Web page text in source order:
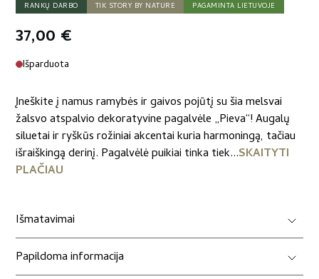
RANKŲ DARBO TIK STORY BY NATURE PAGAMINTA LIETUVOJE
37,00 €
Išparduota
Įneškite į namus ramybės ir gaivos pojūtį su šia melsvai
žalsvo atspalvio dekoratyvine pagalvėle „Pieva“! Augalų
siluetai ir ryškūs rožiniai akcentai kuria harmoningą, tačiau
išraiškingą derinį. Pagalvėlė puikiai tinka tiek...SKAITYTI
PLAČIAU
Išmatavimai
Papildoma informacija